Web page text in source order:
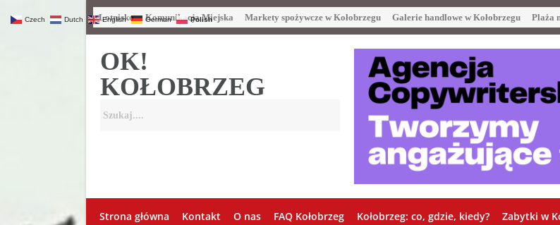
Lotnisko Komunikacja Miejska Markety spożywcze w Kołobrzegu Galerie handlowe w Kołobrzegu Plaża
OK!
KOŁOBRZEG
Strona główna Kontakt O nas FAQ Kołobrzeg Kołobrzeg: co, gdzie, kiedy? Zabytki w
Czech Dutch English German Polish